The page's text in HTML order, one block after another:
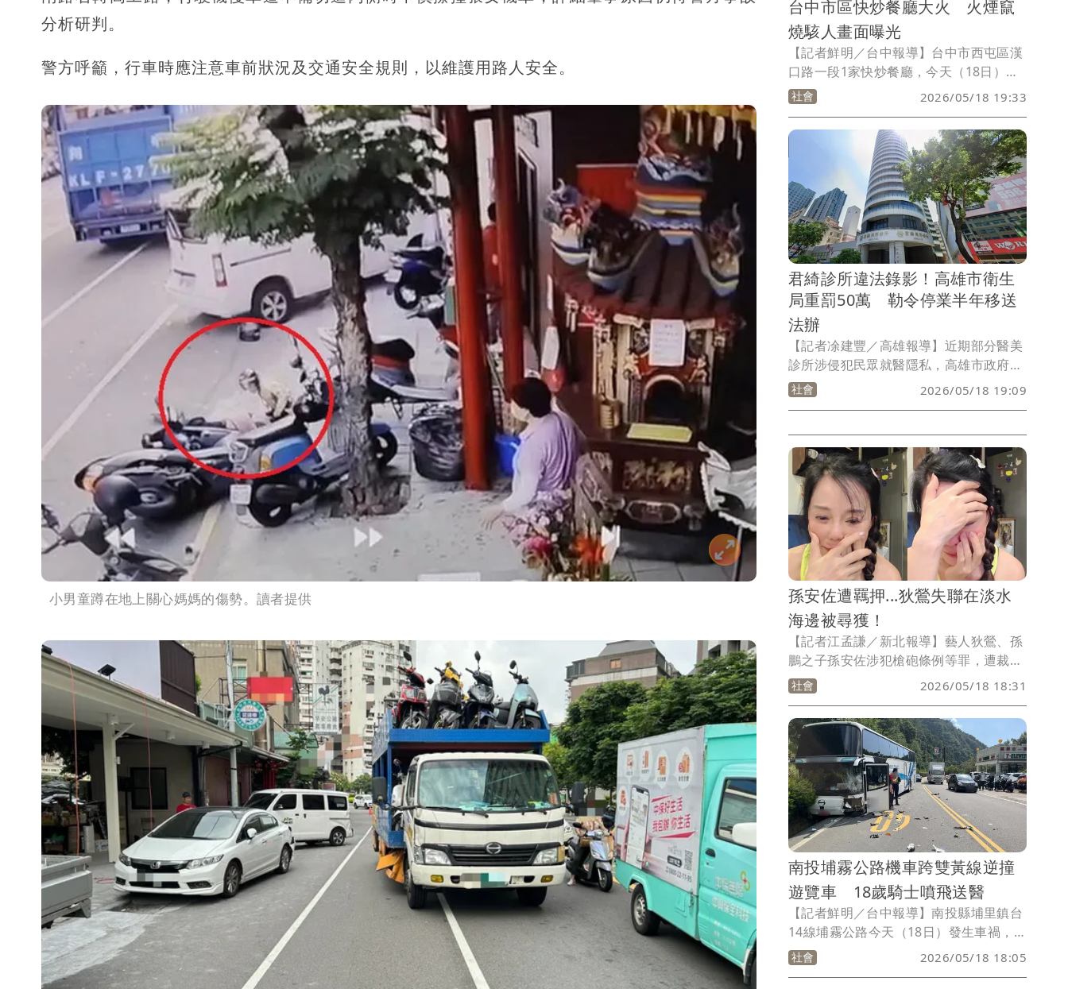
分析研判。
警方呼籲，行車時應注意車前狀況及交通安全規則，以維護用路人安全。
小男童蹲在地上關心媽媽的傷勢。讀者提供
台中市區快炒餐廳大火 火煙竄
燒駭人畫面曝光
【記者鮮明／台中報導】台中市西屯區漢
口路一段1家快炒餐廳，今天（18日）晚
間發生火警，現場火勢猛烈，由於正值用
餐及交通尖峰時間，嚇壞不少民眾。台中
市消防局派出10車20人前往灌救，20多
分鐘後撲滅火勢，所幸無人傷亡。
社會 2026/05/18 19:33
君綺診所違法錄影！高雄市衛生
局重罰50萬 勒令停業半年移送
法辦
【記者凃建豐／高雄報導】近期部分醫美
診所涉侵犯民眾就醫隱私，高雄市政府啟
動跨局處專案稽查，衛生局今（18）日表
示，經連日查察，查獲左營區「君綺美形
事先經病患同意即攝錄其身體隱私部位，
嚴重侵害病患權益，為嚴懲不法及捍衛醫
療核心價值，已依《醫療法》從重裁處新
臺幣50萬元罰鍰，並處以停業6個月嚴厲
處分，全案已移送地檢署偵辦，追究刑事
責任。
社會 2026/05/18 19:09
孫安佐遭羈押...狄鶯失聯在淡水
海邊被尋獲！
【記者江孟謙／新北報導】藝人狄鶯、孫
鵬之子孫安佐涉犯槍砲條例等罪，遭裁定
羈押禁見，未料今天（18日）下午17時許
傳出狄鶯因心情不佳，搭計程車到淡水沙
崙海水浴場附近尋短，淡水警分局獲報後
前往尋人，發現狄鶯坐在該處，確認身分
無誤，幸無生命危險。
社會 2026/05/18 18:31
南投埔霧公路機車跨雙黃線逆撞
遊覽車 18歲騎士噴飛送醫
【記者鮮明／台中報導】南投縣埔里鎮台
14線埔霧公路今天（18日）發生車禍，1
名18歲宣姓男子騎機車行經台一種苗場前
路段時疑跨越雙黃線，闖入對向車道撞上
社會 2026/05/18 18:05